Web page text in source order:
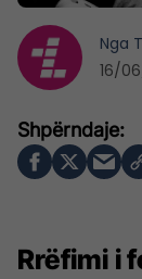
Rrëfimi i
Nga
16/